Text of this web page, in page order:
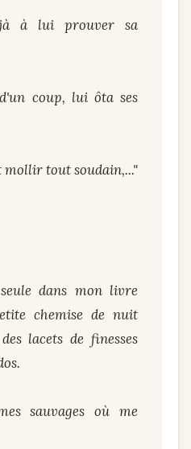
à lui prouver sa
coup, lui ôta ses
tout soudain,..."
dans mon livre
chemise de nuit
lacets de finesses
sauvages où me